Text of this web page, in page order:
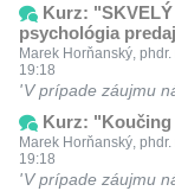
Kurz:
psychológia
Marek Horňanský,
19:18
V prípade záujmu
Kurz: "Koučing
Marek Horňanský,
19:18
V prípade záujmu